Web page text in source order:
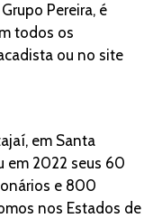
Pereira, é
todos os
ou no site
em Santa
em 2022 seus 60
e 800
nos Estados de